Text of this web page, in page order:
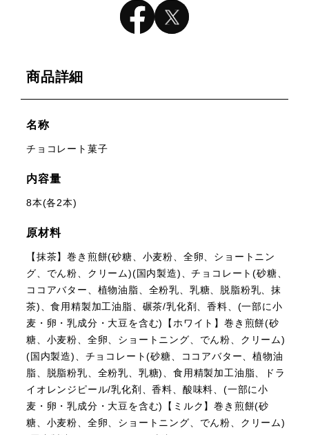
商品詳細
名称
チョコレート菓子
内容量
8本(各2本)
原材料
【抹茶】巻き煎餅(砂糖、小麦粉、全卵、ショートニン
グ、でん粉、クリーム)(国内製造)、チョコレート(砂糖、
ココアバター、植物油脂、全粉乳、乳糖、脱脂粉乳、抹
茶)、食用精製加工油脂、碾茶/乳化剤、香料、(一部に小
麦・卵・乳成分・大豆を含む)【ホワイト】巻き煎餅(砂
糖、小麦粉、全卵、ショートニング、でん粉、クリーム)
(国内製造)、チョコレート(砂糖、ココアバター、植物油
脂、脱脂粉乳、全粉乳、乳糖)、食用精製加工油脂、ドラ
イオレンジピール/乳化剤、香料、酸味料、(一部に小
麦・卵・乳成分・大豆を含む)【ミルク】巻き煎餅(砂
糖、小麦粉、全卵、ショートニング、でん粉、クリーム)